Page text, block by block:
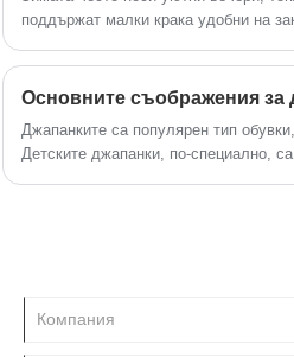
поддържат малки крака удобни на
На днешния пазар съществуват
грижите и качеството, от които
значението на зимните чехли на
на продукта и често задавани
Основните съображения за
Джапанките са популярен тип
Детските джапанки, по-специално,